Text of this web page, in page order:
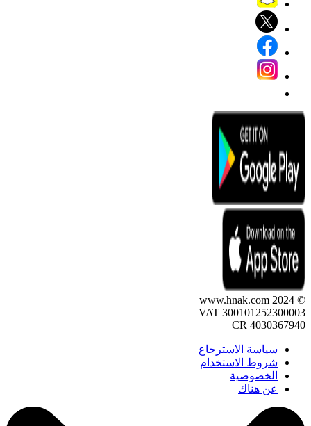
© 2024 www.hnak.com
VAT 300101252300003
CR 4030367940
سياسة الاسترجاع
شروط الاستخدام
الخصوصية
عن هناك